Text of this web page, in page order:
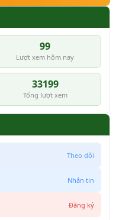
99
Lượt xem hôm nay
33199
Tổng lượt xem
Theo dõi
Nhắn tin
Đăng ký